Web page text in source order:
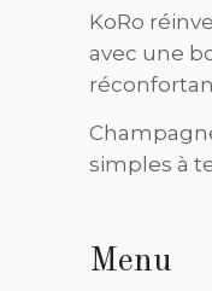
KoRo
avec une
simples à
Menu